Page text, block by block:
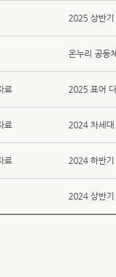
2025 상반기
온누리 공동
료 2025 표어
료 2024 차세대
료 2024 하반기
2024 상반기